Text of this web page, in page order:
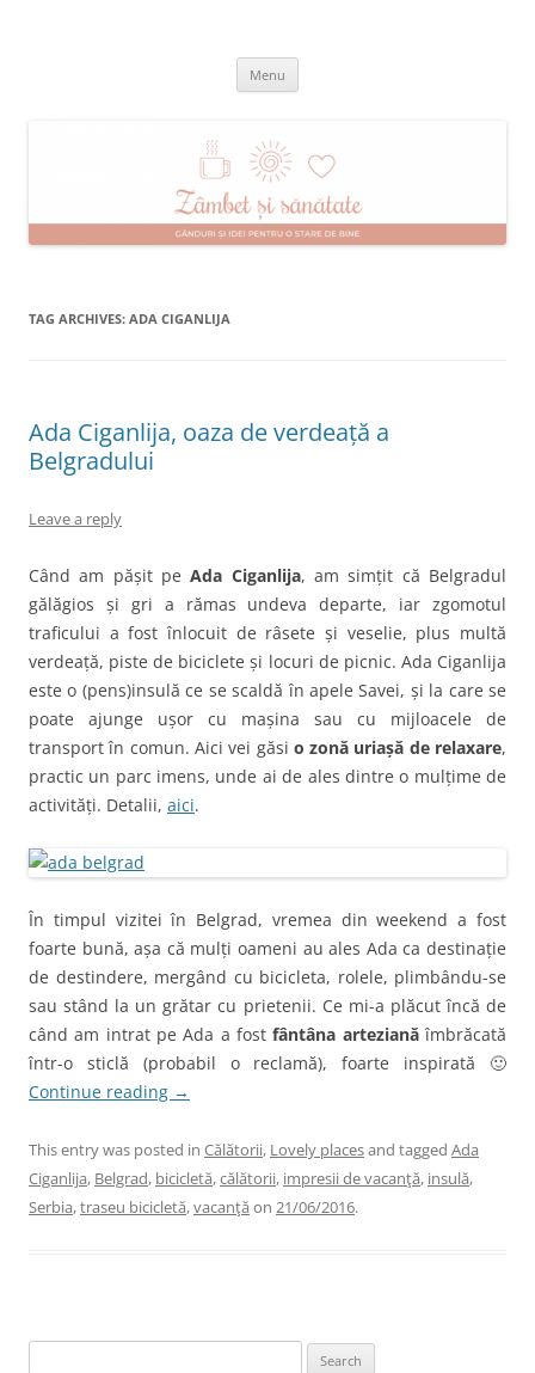
Menu
TAG ARCHIVES: ADA CIGANLIJA
Ada Ciganlija, oaza de verdeață a
Belgradului
Leave a reply
Când am pășit peAda Ciganlija, am simțit că Belgradul
gălăgios și gri a rămas undeva departe, iar zgomotul
traficului a fost înlocuit de râsete și veselie, plus multă
verdeață, piste de biciclete și locuri de picnic. Ada Ciganlija
este o (pens)insulă ce se scaldă în apele Savei, și la care se
poate ajunge ușor cu mașina sau cu mijloacele de
transport în comun. Aici vei găsi o zonă uriașă de relaxare,
practic un parc imens, unde ai de ales dintre o mulțime de
activități. Detalii, aici.
În timpul vizitei în Belgrad, vremea din weekend a fost
foarte bună, așa că mulți oameni au ales Ada ca destinație
de destindere, mergând cu bicicleta, rolele, plimbându-se
sau stând la un grătar cu prietenii. Ce mi-a plăcut încă de
când am intrat pe Ada a fostfântâna artezianăîmbrăcată
într-o sticlă (probabil o reclamă), foarte inspirată 🙂
Continue reading →
This entry was posted in Călătorii, Lovely placesand tagged Ada
Ciganlija, Belgrad, bicicletă,călătorii, impresii de vacanţă, insulă,
Serbia,traseu bicicletă,vacanţă on 21/06/2016.